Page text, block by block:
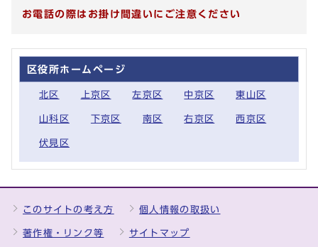
お電話の際はお掛け間違いにご注意ください
区役所ホームページ
北区 上京区 左京区 中京区 東山区
山科区 下京区 南区 右京区 西京区
伏見区
このサイトの考え方 個人情報の取扱い
著作権・リンク等 サイトマップ